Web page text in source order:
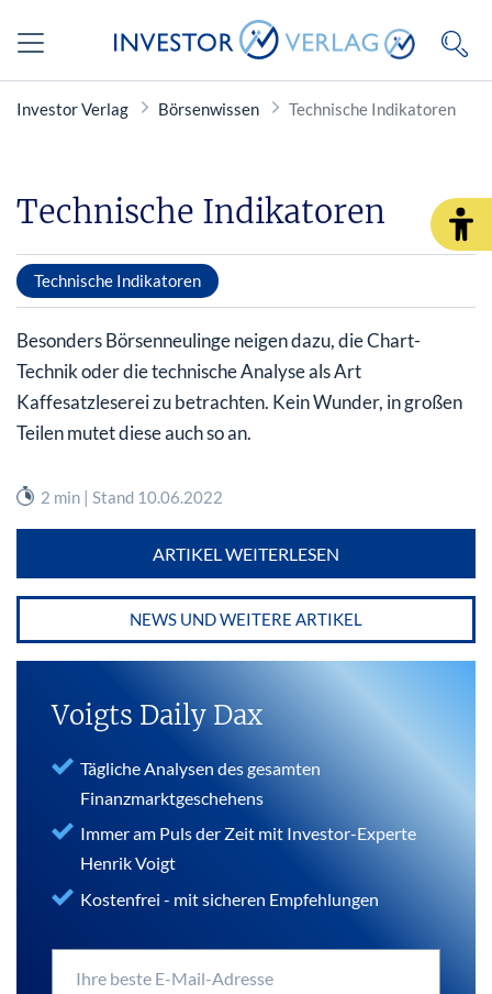
Investor Verlag Börsenwissen Technische Indikatoren
Technische Indikatoren
Technische Indikatoren
Besonders Börsenneulinge neigen dazu, die Chart-
Technik oder die technische Analyse als Art
Kaffesatzleserei zu betrachten. Kein Wunder, in großen
Teilen mutet diese auch so an.
2 min | Stand 10.06.2022
ARTIKEL WEITERLESEN
NEWS UND WEITERE ARTIKEL
Voigts Daily Dax
Tägliche Analysen des gesamten
Finanzmarktgeschehens
Immer am Puls der Zeit mit Investor-Experte
Henrik Voigt
Kostenfrei - mit sicheren Empfehlungen
Ihre beste E-Mail-Adresse